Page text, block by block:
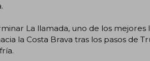
La llamada, uno de los
la Costa Brava tras los pasos de